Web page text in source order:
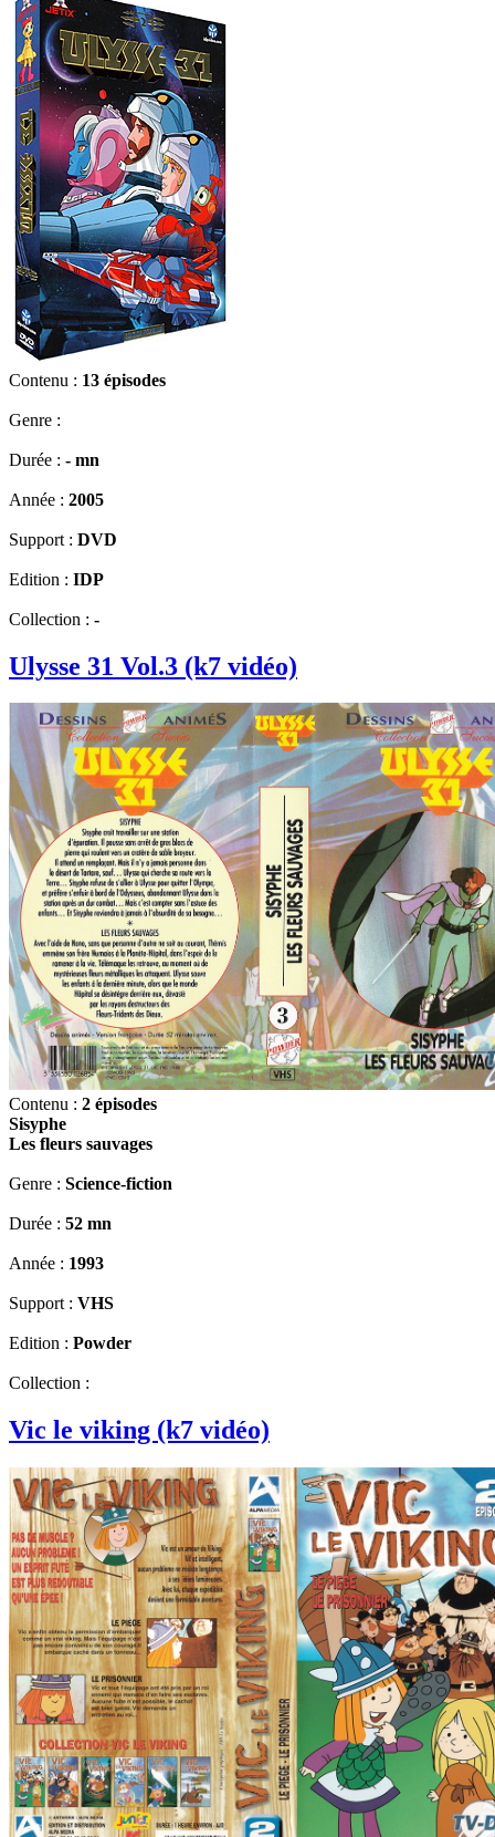
Contenu : 13 épisodes
Genre :
Durée : - mn
Année : 2005
Support : DVD
Edition : IDP
Collection : -
Ulysse 31 Vol.3 (k7 vidéo)
Contenu : 2 épisodes
Sisyphe
Les fleurs sauvages
Genre : Science-fiction
Durée : 52 mn
Année : 1993
Support : VHS
Edition : Powder
Collection :
Vic le viking (k7 vidéo)